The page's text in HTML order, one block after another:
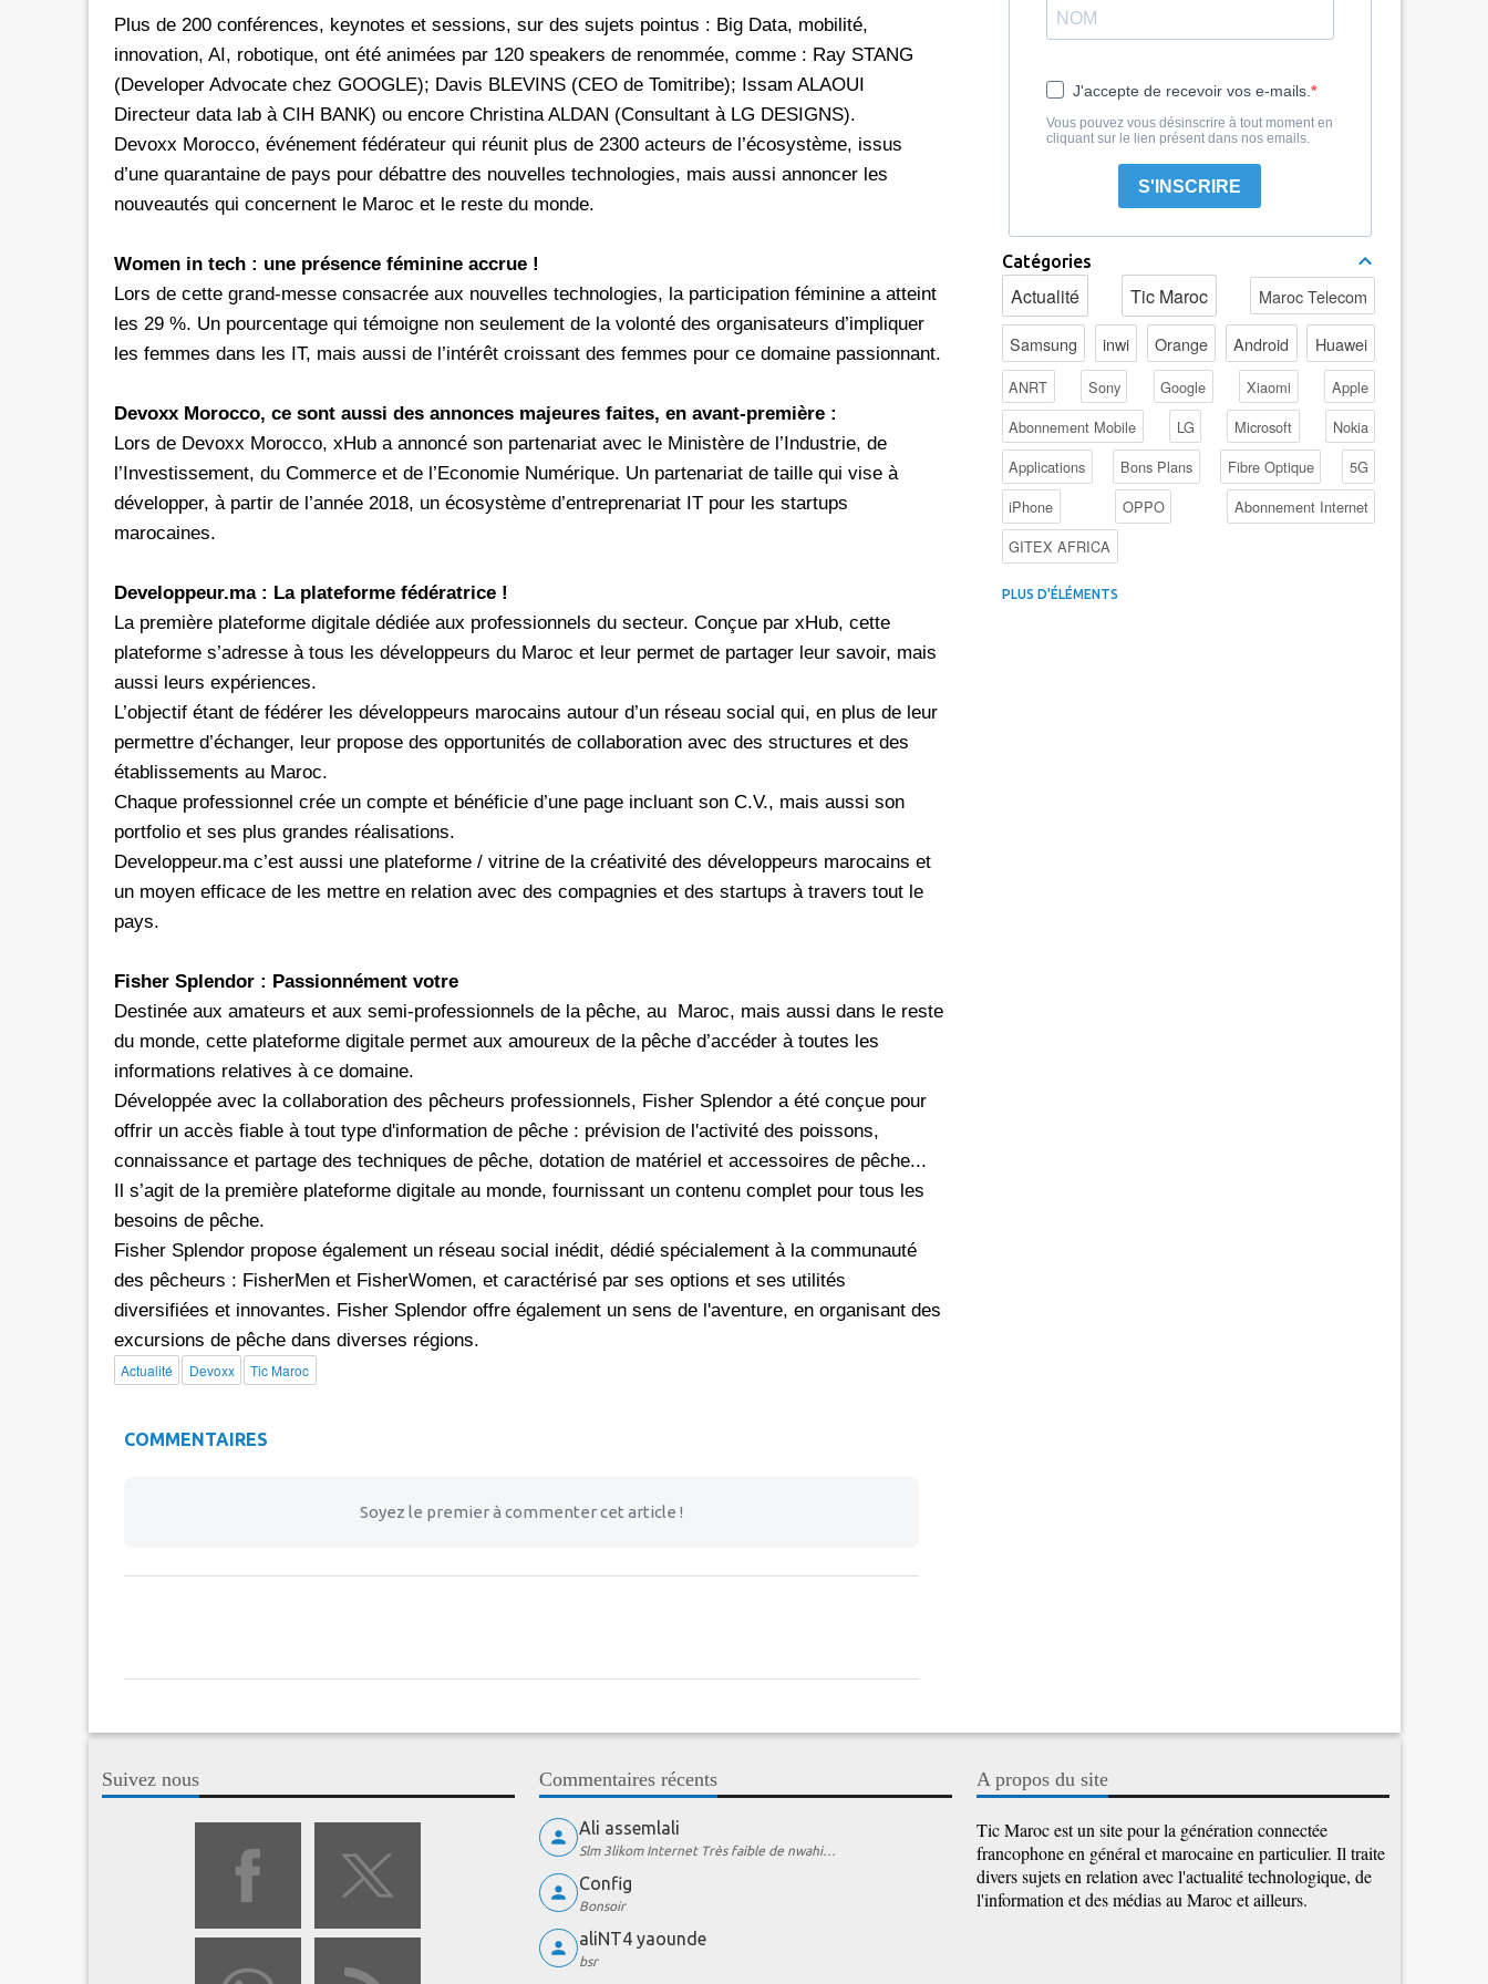
Plus de 200 conférences, keynotes et sessions, sur des sujets pointus : Big Data, mobilité,
innovation, AI, robotique, ont été animées par 120 speakers de renommée, comme : Ray STANG
(Developer Advocate chez GOOGLE); Davis BLEVINS (CEO de Tomitribe); Issam ALAOUI
Directeur data lab à CIH BANK) ou encore Christina ALDAN (Consultant à LG DESIGNS).
Devoxx Morocco, événement fédérateur qui réunit plus de 2300 acteurs de l’écosystème, issus
d’une quarantaine de pays pour débattre des nouvelles technologies, mais aussi annoncer les
nouveautés qui concernent le Maroc et le reste du monde.
Women in tech : une présence féminine accrue !
Lors de cette grand-messe consacrée aux nouvelles technologies, la participation féminine a atteint
les 29 %. Un pourcentage qui témoigne non seulement de la volonté des organisateurs d’impliquer
les femmes dans les IT, mais aussi de l’intérêt croissant des femmes pour ce domaine passionnant.
Devoxx Morocco, ce sont aussi des annonces majeures faites, en avant-première :
Lors de Devoxx Morocco, xHub a annoncé son partenariat avec le Ministère de l’Industrie, de
l’Investissement, du Commerce et de l’Economie Numérique. Un partenariat de taille qui vise à
développer, à partir de l’année 2018, un écosystème d’entreprenariat IT pour les startups
marocaines.
Developpeur.ma : La plateforme fédératrice !
La première plateforme digitale dédiée aux professionnels du secteur. Conçue par xHub, cette
plateforme s’adresse à tous les développeurs du Maroc et leur permet de partager leur savoir, mais
aussi leurs expériences.
L’objectif étant de fédérer les développeurs marocains autour d’un réseau social qui, en plus de leur
permettre d’échanger, leur propose des opportunités de collaboration avec des structures et des
établissements au Maroc.
Chaque professionnel crée un compte et bénéficie d’une page incluant son C.V., mais aussi son
portfolio et ses plus grandes réalisations.
Developpeur.ma c’est aussi une plateforme / vitrine de la créativité des développeurs marocains et
un moyen efficace de les mettre en relation avec des compagnies et des startups à travers tout le
pays.
Fisher Splendor : Passionnément votre
Destinée aux amateurs et aux semi-professionnels de la pêche, au Maroc, mais aussi dans le reste
du monde, cette plateforme digitale permet aux amoureux de la pêche d’accéder à toutes les
informations relatives à ce domaine.
Développée avec la collaboration des pêcheurs professionnels, Fisher Splendor a été conçue pour
offrir un accès fiable à tout type d'information de pêche : prévision de l'activité des poissons,
connaissance et partage des techniques de pêche, dotation de matériel et accessoires de pêche...
Il s’agit de la première plateforme digitale au monde, fournissant un contenu complet pour tous les
besoins de pêche.
Fisher Splendor propose également un réseau social inédit, dédié spécialement à la communauté
des pêcheurs : FisherMen et FisherWomen, et caractérisé par ses options et ses utilités
diversifiées et innovantes. Fisher Splendor offre également un sens de l'aventure, en organisant des
excursions de pêche dans diverses régions.
Actualité Devoxx Tic Maroc
COMMENTAIRES
Soyez le premier à commenter cet article !
J'accepte de recevoir vos e-mails.
Vous pouvez vous désinscrire à tout moment en
cliquant sur le lien présent dans nos emails.
S'INSCRIRE
Catégories
Actualité Tic Maroc Maroc Telecom
Samsung inwi Orange Android Huawei
ANRT Sony Google Xiaomi
Apple
Abonnement Mobile
LG Microsoft
Nokia
Applications
Bons Plans Fibre Optique
5G
iPhone
OPPO
Abonnement Internet
GITEX AFRICA
4G au Maroc
PLUS D'ÉLÉMENTS
Suivez nous Commentaires récents
Ali assemlali
Slm 3likom Internet Très faible de nwahi…
Config
Bonsoir
aliNT4 yaounde
bsr
A propos du site
Tic Maroc est un site pour la génération connectée
francophone en général et marocaine en particulier. Il traite
divers sujets en relation avec l'actualité technologique, de
l'information et des médias au Maroc et ailleurs.